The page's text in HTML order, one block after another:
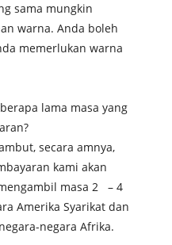
sama mungkin
warna. Anda boleh
memerlukan warna
lama masa yang
secara amnya,
kami akan
masa 2 – 4
Amerika Syarikat dan
negara Afrika.